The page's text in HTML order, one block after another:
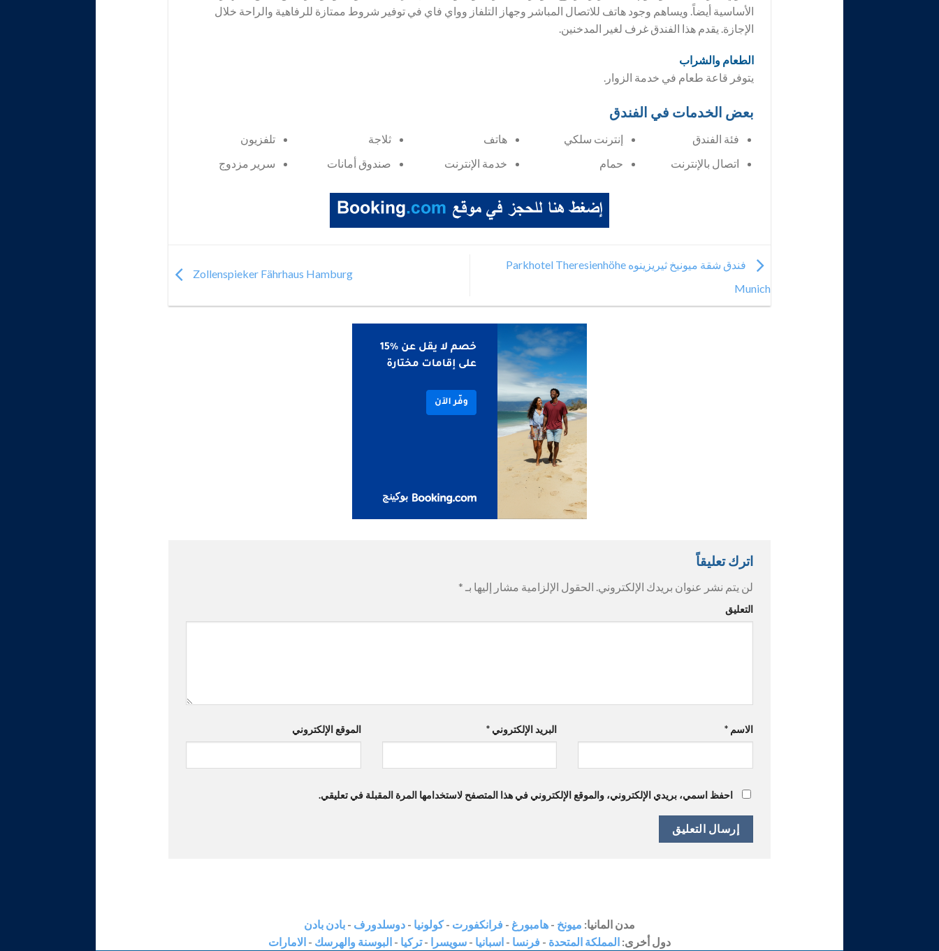
الأساسية أيضاً. ويساهم وجود هاتف للاتصال المباشر وجهاز التلفاز وواي فاي في توفير شروط ممتازة للرفاهية والراحة خلال
الإجازة. يقدم هذا الفندق غرف لغير المدخنين.
الطعام والشراب
يتوفر قاعة طعام في خدمة الزوار.
بعض الخدمات في الفندق
فئة الفندق
اتصال بالإنترنت
إنترنت سلكي
حمام
هاتف
خدمة الإنترنت
ثلاجة
صندوق أمانات
تلفزيون
سرير مزدوج
فندق شقة ميونيخ ثيريزينوه Parkhotel Theresienhöhe
Munich
Zollenspieker Fährhaus Hamburg
اترك تعليقاً
لن يتم نشر عنوان بريدك الإلكتروني. الحقول الإلزامية مشار إليها بـ *
التعليق
الاسم* البريد الإلكتروني * الموقع الإلكتروني
احفظ اسمي، بريدي الإلكتروني، والموقع الإلكتروني في هذا المتصفح لاستخدامها المرة المقبلة في تعليقي.
مدن المانيا: ميونخ - هامبورغ - فرانكفورت -كولونيا - دوسلدورف - بادن بادن
دول أخرى: المملكة المتحدة - فرنسا - اسبانيا - سويسرا -تركيا - البوسنة والهرسك - الامارات